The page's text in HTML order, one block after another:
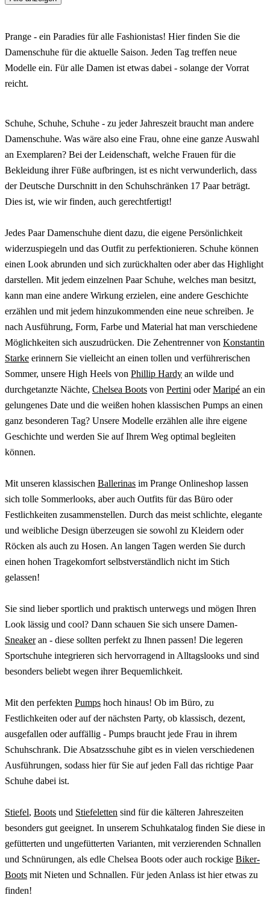
Prange - ein Paradies für alle Fashionistas! Hier finden Sie die
Damenschuhe für die aktuelle Saison. Jeden Tag treffen neue
Modelle ein. Für alle Damen ist etwas dabei - solange der Vorrat
reicht.
Schuhe, Schuhe, Schuhe - zu jeder Jahreszeit braucht man andere
Damenschuhe. Was wäre also eine Frau, ohne eine ganze Auswahl
an Exemplaren? Bei der Leidenschaft, welche Frauen für die
Bekleidung ihrer Füße aufbringen, ist es nicht verwunderlich, dass
der Deutsche Durschnitt in den Schuhschränken 17 Paar beträgt.
Dies ist, wie wir finden, auch gerechtfertigt!
Jedes Paar Damenschuhe dient dazu, die eigene Persönlichkeit
widerzuspiegeln und das Outfit zu perfektionieren. Schuhe können
einen Look abrunden und sich zurückhalten oder aber das Highlight
darstellen. Mit jedem einzelnen Paar Schuhe, welches man besitzt,
kann man eine andere Wirkung erzielen, eine andere Geschichte
erzählen und mit jedem hinzukommenden eine neue schreiben. Je
nach Ausführung, Form, Farbe und Material hat man verschiedene
Möglichkeiten sich auszudrücken. Die Zehentrenner von Konstantin
Starke erinnern Sie vielleicht an einen tollen und verführerischen
Sommer, unsere High Heels von Phillip Hardy an wilde und
durchgetanzte Nächte, Chelsea Boots von Pertini oderMaripé an ein
gelungenes Date und die weißen hohen klassischen Pumps an einen
ganz besonderen Tag? Unsere Modelle erzählen alle ihre eigene
Geschichte und werden Sie auf Ihrem Weg optimal begleiten
können.
Mit unseren klassischen Ballerinas im Prange Onlineshop lassen
sich tolle Sommerlooks, aber auch Outfits für das Büro oder
Festlichkeiten zusammenstellen. Durch das meist schlichte, elegante
und weibliche Design überzeugen sie sowohl zu Kleidern oder
Röcken als auch zu Hosen. An langen Tagen werden Sie durch
einen hohen Tragekomfort selbstverständlich nicht im Stich
gelassen!
Sie sind lieber sportlich und praktisch unterwegs und mögen Ihren
Look lässig und cool? Dann schauen Sie sich unsere Damen-
Sneakeran - diese sollten perfekt zu Ihnen passen! Die legeren
Sportschuhe integrieren sich hervorragend in Alltagslooks und sind
besonders beliebt wegen ihrer Bequemlichkeit.
Mit den perfekten Pumps hoch hinaus! Ob im Büro, zu
Festlichkeiten oder auf der nächsten Party, ob klassisch, dezent,
ausgefallen oder auffällig - Pumps braucht jede Frau in ihrem
Schuhschrank. Die Absatzsschuhe gibt es in vielen verschiedenen
Ausführungen, sodass hier für Sie auf jeden Fall das richtige Paar
Schuhe dabei ist.
Stiefel, Boots und Stiefeletten sind für die kälteren Jahreszeiten
besonders gut geeignet. In unserem Schuhkatalog finden Sie diese in
gefütterten und ungefütterten Varianten, mit verzierenden Schnallen
und Schnürungen, als edle Chelsea Boots oder auch rockige Biker-
Boots mit Nieten und Schnallen. Für jeden Anlass ist hier etwas zu
finden!